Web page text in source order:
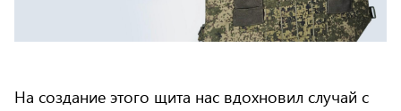
На создание этого щита нас вдохновил случай с